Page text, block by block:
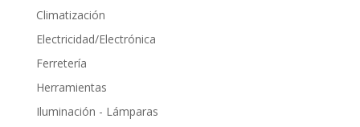
Climatización
Electricidad/Electrónica
Ferretería
Herramientas
Iluminación - Lámparas